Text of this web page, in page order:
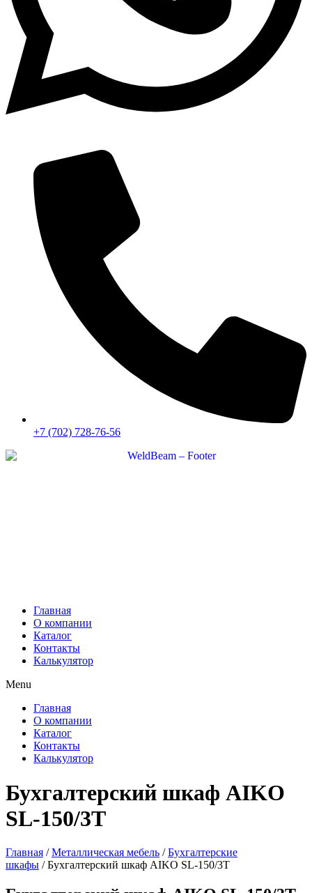
+7 (702) 728-76-56
Главная
О компании
Каталог
Контакты
Калькулятор
Menu
Главная
О компании
Каталог
Контакты
Калькулятор
Бухгалтерский шкаф AIKO
SL-150/3Т
Главная /Металлическая мебель /Бухгалтерские
шкафы / Бухгалтерский шкаф AIKO SL-150/3Т